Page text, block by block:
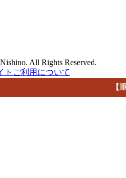
All Rights Reserved.
トご利用について
【